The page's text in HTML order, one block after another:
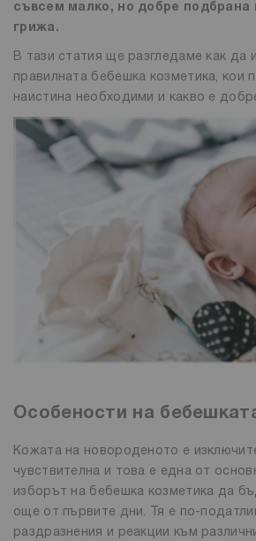
съвсем малко, но добре подбрана
грижа.
В тази статия ще разгледаме как да
правилната бебешка козметика, кои
наистина необходими и какво е
Особености на
Кожата на новороденото е
чувствителна и това е една от
изборът на бебешка козметика да
още от първите дни. Тя е по-
раздразнения и реакции към